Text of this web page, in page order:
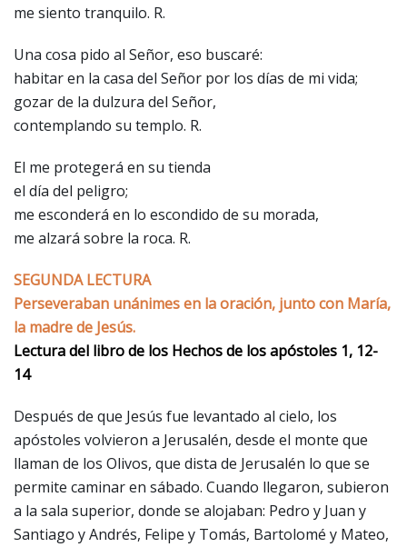
me siento tranquilo. R.
Una cosa pido al Señor, eso buscaré:
habitar en la casa del Señor por los días de mi vida;
gozar de la dulzura del Señor,
contemplando su templo. R.
El me protegerá en su tienda
el día del peligro;
me esconderá en lo escondido de su morada,
me alzará sobre la roca. R.
SEGUNDA LECTURA
Perseveraban unánimes en la oración, junto con María,
la madre de Jesús.
Lectura del libro de los Hechos de los apóstoles 1, 12-
14
Después de que Jesús fue levantado al cielo, los
apóstoles volvieron a Jerusalén, desde el monte que
llaman de los Olivos, que dista de Jerusalén lo que se
permite caminar en sábado. Cuando llegaron, subieron
a la sala superior, donde se alojaban: Pedro y Juan y
Santiago y Andrés, Felipe y Tomás, Bartolomé y Mateo,